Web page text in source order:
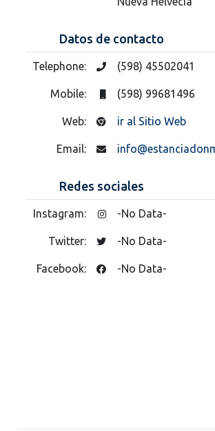
Datos de contacto
Telephone: (598) 45502041
Mobile: (598) 99681496
Web: ir al Sitio Web
Email:
Redes sociales
Instagram: -No Data-
Twitter: -No Data-
Facebook: -No Data-